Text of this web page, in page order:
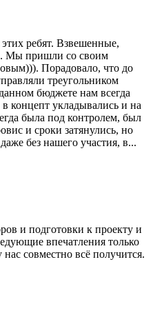
ребят. Взвешенные,
Мы пришли со своим
Порадовало, что до
треугольником
бюджете нам всегда
концепт укладывались и на
была под контролем, был
и сроки затянулись, но
без нашего участия, в...
и подготовки к проекту и
впечатления только
совместно всё получится.